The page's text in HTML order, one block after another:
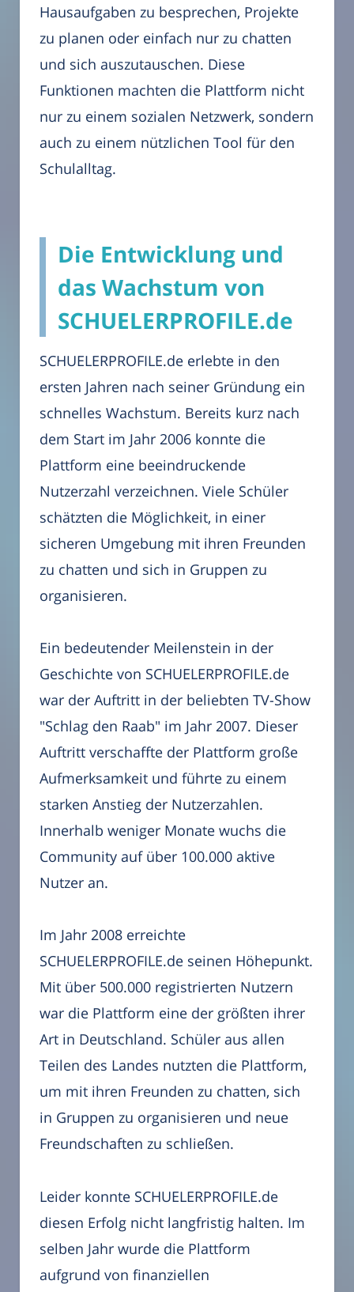
Hausaufgaben zu besprechen, Projekte
zu planen oder einfach nur zu chatten
und sich auszutauschen. Diese
Funktionen machten die Plattform nicht
nur zu einem sozialen Netzwerk, sondern
auch zu einem nützlichen Tool für den
Schulalltag.
Die Entwicklung und
das Wachstum von
SCHUELERPROFILE.de
SCHUELERPROFILE.de erlebte in den
ersten Jahren nach seiner Gründung ein
schnelles Wachstum. Bereits kurz nach
dem Start im Jahr 2006 konnte die
Plattform eine beeindruckende
Nutzerzahl verzeichnen. Viele Schüler
schätzten die Möglichkeit, in einer
sicheren Umgebung mit ihren Freunden
zu chatten und sich in Gruppen zu
organisieren.
Ein bedeutender Meilenstein in der
Geschichte von SCHUELERPROFILE.de
war der Auftritt in der beliebten TV-Show
"Schlag den Raab" im Jahr 2007. Dieser
Auftritt verschaffte der Plattform große
Aufmerksamkeit und führte zu einem
starken Anstieg der Nutzerzahlen.
Innerhalb weniger Monate wuchs die
Community auf über 100.000 aktive
Nutzer an.
Im Jahr 2008 erreichte
SCHUELERPROFILE.de seinen Höhepunkt.
Mit über 500.000 registrierten Nutzern
war die Plattform eine der größten ihrer
Art in Deutschland. Schüler aus allen
Teilen des Landes nutzten die Plattform,
um mit ihren Freunden zu chatten, sich
in Gruppen zu organisieren und neue
Freundschaften zu schließen.
Leider konnte SCHUELERPROFILE.de
diesen Erfolg nicht langfristig halten. Im
selben Jahr wurde die Plattform
aufgrund von finanziellen